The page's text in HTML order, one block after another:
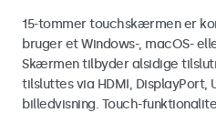
15-tommer touchskærmen er
bruger et Windows-, macOS-
Skærmen tilbyder alsidige
tilsluttes via HDMI, DisplayPort,
billedvisning. Touch-